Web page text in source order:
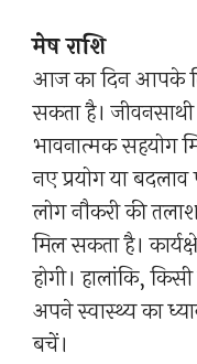
मेष राशि
आज का दिन आपके
सकता है।
भावनात्मक सहयोग
नए प्रयोग या
लोग नौकरी की
मिल सकता है।
होगी। हालांकि,
अपने स्वास्थ्य का
बचें।